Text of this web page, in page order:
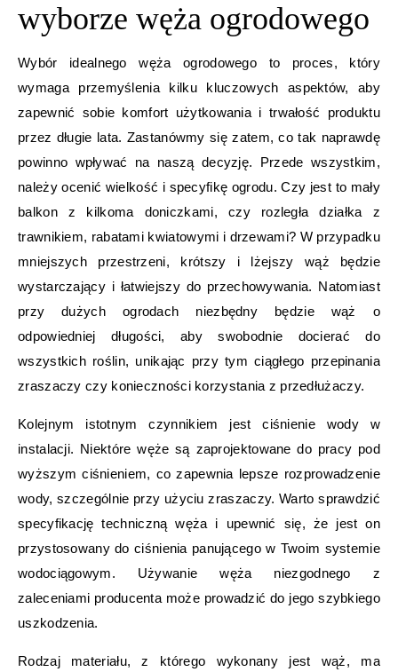
wyborze węża ogrodowego
Wybór idealnego węża ogrodowego to proces, który
wymaga przemyślenia kilku kluczowych aspektów, aby
zapewnić sobie komfort użytkowania i trwałość produktu
przez długie lata. Zastanówmy się zatem, co tak naprawdę
powinno wpływać na naszą decyzję. Przede wszystkim,
należy ocenić wielkość i specyfikę ogrodu. Czy jest to mały
balkon z kilkoma doniczkami, czy rozległa działka z
trawnikiem, rabatami kwiatowymi i drzewami? W przypadku
mniejszych przestrzeni, krótszy i lżejszy wąż będzie
wystarczający i łatwiejszy do przechowywania. Natomiast
przy dużych ogrodach niezbędny będzie wąż o
odpowiedniej długości, aby swobodnie docierać do
wszystkich roślin, unikając przy tym ciągłego przepinania
zraszaczy czy konieczności korzystania z przedłużaczy.
Kolejnym istotnym czynnikiem jest ciśnienie wody w
instalacji. Niektóre węże są zaprojektowane do pracy pod
wyższym ciśnieniem, co zapewnia lepsze rozprowadzenie
wody, szczególnie przy użyciu zraszaczy. Warto sprawdzić
specyfikację techniczną węża i upewnić się, że jest on
przystosowany do ciśnienia panującego w Twoim systemie
wodociągowym. Używanie węża niezgodnego z
zaleceniami producenta może prowadzić do jego szybkiego
uszkodzenia.
Rodzaj materiału, z którego wykonany jest wąż, ma